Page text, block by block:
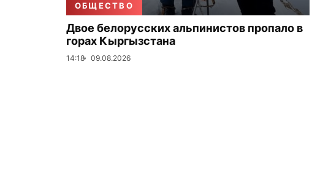
ОБЩЕСТВО
Двое белорусских альпинистов пропало в
горах Кыргызстана
14:18 09.08.2026